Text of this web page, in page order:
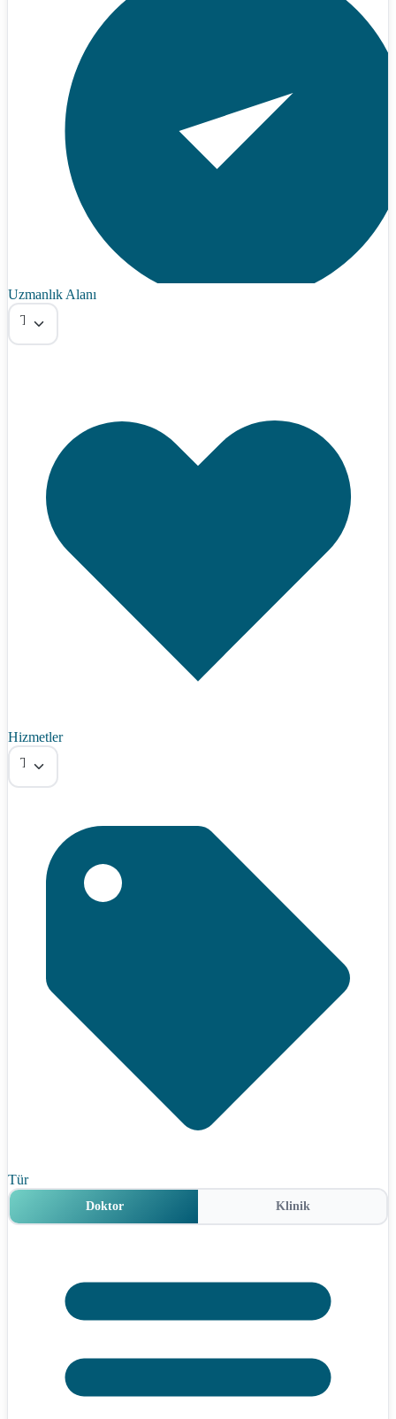
Uzmanlık Alanı
Tümü
Hizmetler
Tümü
Tür
Doktor Klinik